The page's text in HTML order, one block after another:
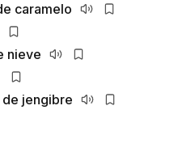
caramelo
nieve
jengibre